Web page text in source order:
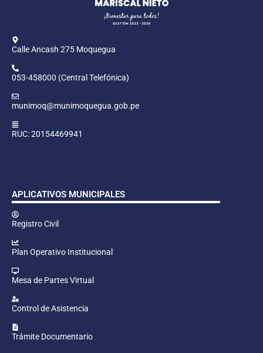
Calle Ancash 275 Moquegua
053-458000 (Central Telefónica)
munimoq@munimoquegua.gob.pe
RUC: 20154469941
APLICATIVOS MUNICIPALES
Registro Civil
Plan Operativo Institucional
Mesa de Partes Virtual
Control de Asistencia
Trámite Documentario